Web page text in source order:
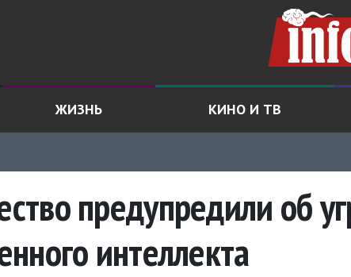
ЖИЗНЬ КИНО И ТВ
предупредили об
интеллекта